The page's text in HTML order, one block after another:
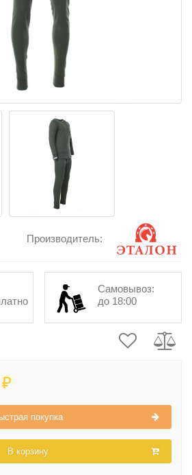
Производитель:
Самовывоз:
до 18:00
покупка
В корзину